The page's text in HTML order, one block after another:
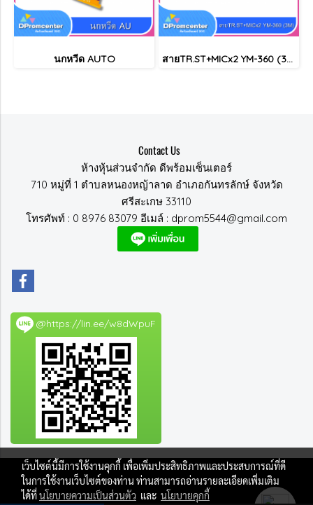
นกหวีด AUTO สายTR.ST+MICx2 YM-360 (3M)
Contact Us
ห้างหุ้นส่วนจำกัด ดีพร้อมเซ็นเตอร์
710 หมู่ที่ 1 ตำบลหนองหญ้าลาด อำเภอกันทรลักษ์ จังหวัด
ศรีสะเกษ 33110
โทรศัพท์ : 0 8976 83079 อีเมล์ : dprom5544@gmail.com
@https://lin.ee/w8dWpuF
© Copyright 2016 All right reserved. I WebAdmin :
dpromcenter9@gmail.com
เว็บไซต์นี้มีการใช้งานคุกกี้ เพื่อเพิ่มประสิทธิภาพและประสบการณ์ที่ดี
ในการใช้งานเว็บไซต์ของท่าน ท่านสามารถอ่านรายละเอียดเพิ่มเติม
ได้ที่นโยบายความเป็นส่วนตัว และ นโยบายคุกกี้